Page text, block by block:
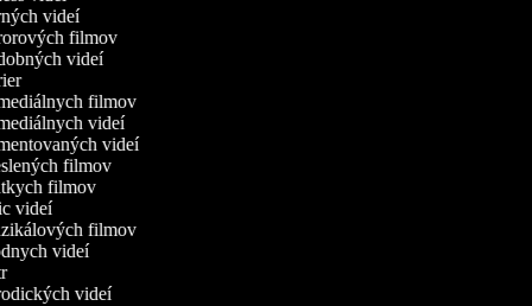
videí
filmov
videí
filmov
videí
videí
filmov
filmov
videí
filmov
videí
videí